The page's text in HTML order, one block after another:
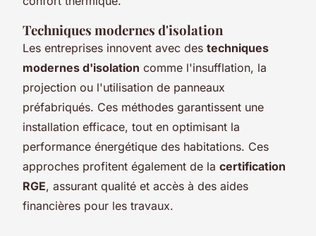
Techniques modernes d'isolation
Les entreprises innovent avec des techniques
modernes d'isolation comme l'insufflation, la
projection ou l'utilisation de panneaux
préfabriqués. Ces méthodes garantissent une
installation efficace, tout en optimisant la
performance énergétique des habitations. Ces
approches profitent également de la certification
RGE, assurant qualité et accès à des aides
financières pour les travaux.